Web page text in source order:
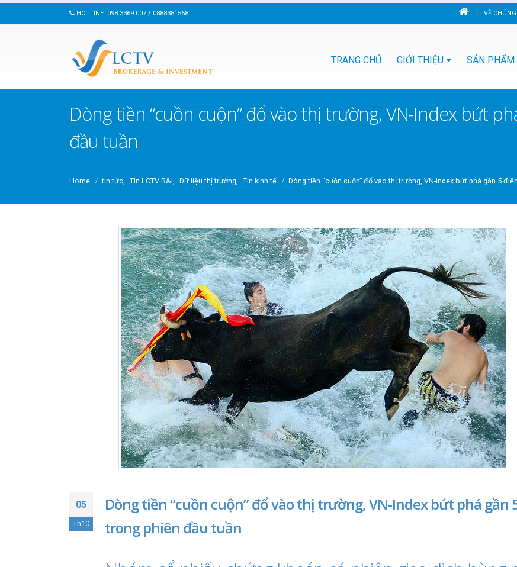
HOTLINE: 098 3369 007 / 0888381568 VỀ
TRANG CHỦ GIỚI THIỆU SẢN PHẨM
Dòng tiền “cuồn cuộn” đổ vào thị trường, VN-Index bứt
đầu tuần
Home tin tức, Tin LCTV B&I, Dữ liệu thị trường, Tin kinh tế Dòng tiền “cuồn cuộn” đổ vào thị trường, VN-Index bứt phá gần 5
05
Th10
Dòng tiền “cuồn cuộn” đổ vào thị trường, VN-Index bứt phá gần
trong phiên đầu tuần